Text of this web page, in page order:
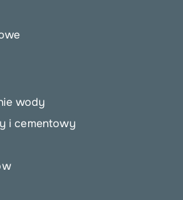
wody
i cementowy